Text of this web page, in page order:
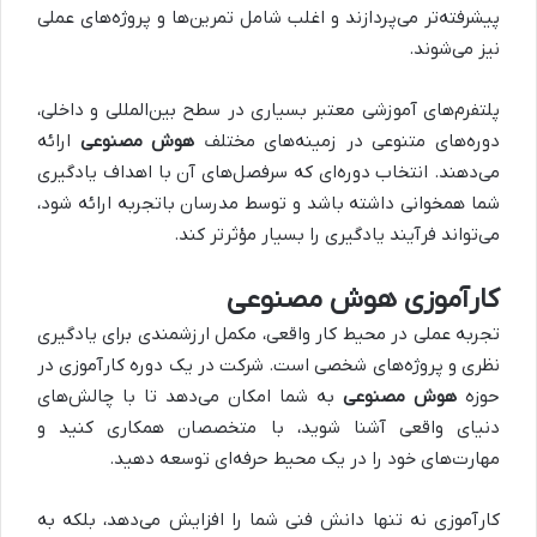
پیشرفته‌تر می‌پردازند و اغلب شامل تمرین‌ها و پروژه‌های عملی
نیز می‌شوند.
پلتفرم‌های آموزشی معتبر بسیاری در سطح بین‌المللی و داخلی،
دوره‌های متنوعی در زمینه‌های مختلف هوش مصنوعی ارائه
می‌دهند. انتخاب دوره‌ای که سرفصل‌های آن با اهداف یادگیری
شما همخوانی داشته باشد و توسط مدرسان باتجربه ارائه شود،
می‌تواند فرآیند یادگیری را بسیار مؤثرتر کند.
کارآموزی هوش مصنوعی
تجربه عملی در محیط کار واقعی، مکمل ارزشمندی برای یادگیری
نظری و پروژه‌های شخصی است. شرکت در یک دوره کارآموزی در
حوزه هوش مصنوعی به شما امکان می‌دهد تا با چالش‌های
دنیای واقعی آشنا شوید، با متخصصان همکاری کنید و
مهارت‌های خود را در یک محیط حرفه‌ای توسعه دهید.
کارآموزی نه تنها دانش فنی شما را افزایش می‌دهد، بلکه به